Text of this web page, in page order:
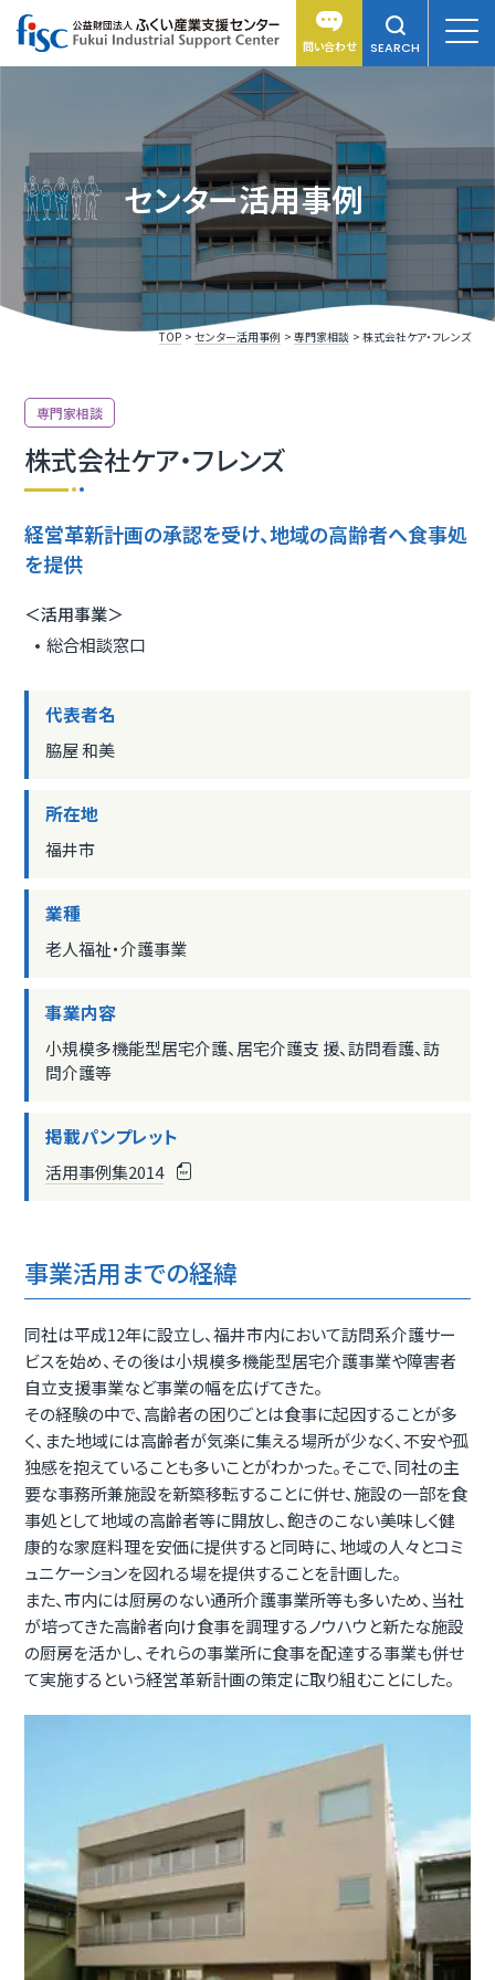
問い合わせ SEARCH
センター活用事例
TOP センター活用事例 専門家相談 株式会社ケア・フレンズ
専門家相談
株式会社ケア・フレンズ
経営革新計画の承認を受け、地域の高齢者へ食事処
を提供
＜活用事業＞
総合相談窓口
代表者名
脇屋 和美
所在地
福井市
業種
老人福祉・介護事業
事業内容
小規模多機能型居宅介護、居宅介護支 援、訪問看護、訪
問介護等
掲載パンプレット
活用事例集2014
事業活用までの経緯
同社は平成12年に設立し、福井市内において訪問系介護サー
ビスを始め、その後は小規模多機能型居宅介護事業や障害者
自立支援事業など事業の幅を広げてきた。
その経験の中で、高齢者の困りごとは食事に起因することが多
く、また地域には高齢者が気楽に集える場所が少なく、不安や孤
独感を抱えていることも多いことがわかった。そこで、同社の主
要な事務所兼施設を新築移転することに併せ、施設の一部を食
事処として地域の高齢者等に開放し、飽きのこない美味しく健
康的な家庭料理を安価に提供すると同時に、地域の人々とコミ
ュニケーションを図れる場を提供することを計画した。
また、市内には厨房のない通所介護事業所等も多いため、当社
が培ってきた高齢者向け食事を調理するノウハウと新たな施設
の厨房を活かし、それらの事業所に食事を配達する事業も併せ
て実施するという経営革新計画の策定に取り組むことにした。